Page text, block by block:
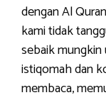
dengan Al
kami tidak
sebaik
istiqomah dan
membaca,